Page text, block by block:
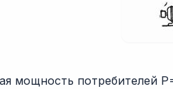
мощность потребителей